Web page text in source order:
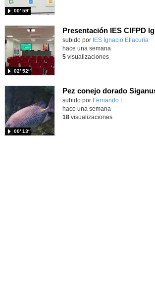
00′ 59″
Contenido educativo.
subido por IES Ignacio Ellacuria
02′ 52″
hace una semana
5visualizaciones
Contenido educativo.
subido por Fernando L.
00′ 13″
hace una semana
18visualizaciones